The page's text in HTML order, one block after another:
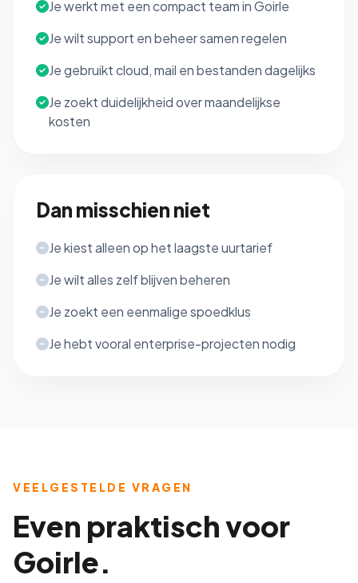
Je werkt met een compact team in Goirle
Je wilt support en beheer samen regelen
Je gebruikt cloud, mail en bestanden dagelijks
Je zoekt duidelijkheid over maandelijkse
kosten
Dan misschien niet
Je kiest alleen op het laagste uurtarief
Je wilt alles zelf blijven beheren
Je zoekt een eenmalige spoedklus
Je hebt vooral enterprise-projecten nodig
VEELGESTELDE VRAGEN
Even praktisch voor
Goirle.